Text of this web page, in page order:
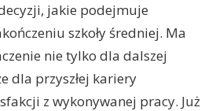
jakie podejmuje
szkoły średniej. Ma
nie tylko dla dalszej
dla przyszłej kariery
z wykonywanej pracy. Już